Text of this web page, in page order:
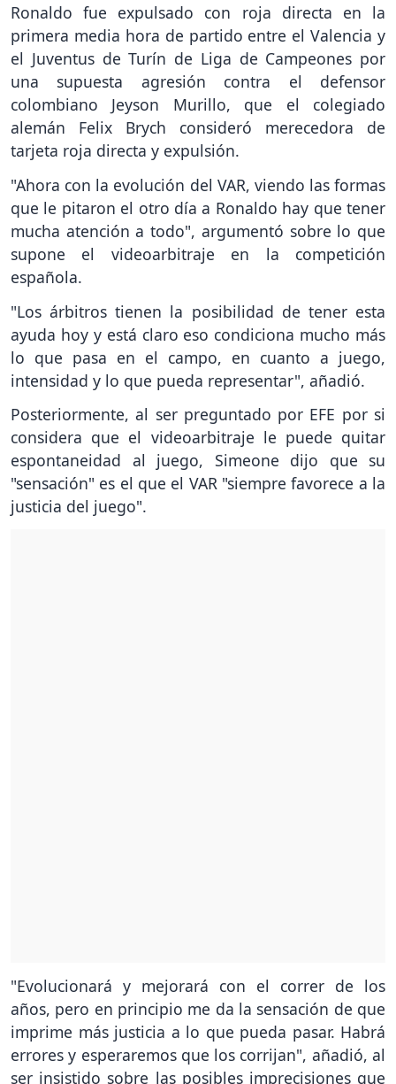
Ronaldo fue expulsado con roja directa en la
primera media hora de partido entre el Valencia y
el Juventus de Turín de Liga de Campeones por
una supuesta agresión contra el defensor
colombiano Jeyson Murillo, que el colegiado
alemán Felix Brych consideró merecedora de
tarjeta roja directa y expulsión.
"Ahora con la evolución del VAR, viendo las formas
que le pitaron el otro día a Ronaldo hay que tener
mucha atención a todo", argumentó sobre lo que
supone el videoarbitraje en la competición
española.
"Los árbitros tienen la posibilidad de tener esta
ayuda hoy y está claro eso condiciona mucho más
lo que pasa en el campo, en cuanto a juego,
intensidad y lo que pueda representar", añadió.
Posteriormente, al ser preguntado por EFE por si
considera que el videoarbitraje le puede quitar
espontaneidad al juego, Simeone dijo que su
"sensación" es el que el VAR "siempre favorece a la
justicia del juego".
"Evolucionará y mejorará con el correr de los
años, pero en principio me da la sensación de que
imprime más justicia a lo que pueda pasar. Habrá
errores y esperaremos que los corrijan", añadió, al
ser insistido sobre las posibles imprecisiones que